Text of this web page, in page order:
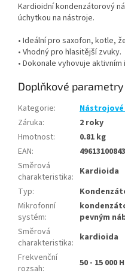
Kardioidní kondenzátorový
úchytkou na nástroje.
• Ideální pro saxofon, kotle,
• Vhodný pro hlasitější zvuky.
• Dokonale vyhovuje
Doplňkové parametry
Kategorie:
Záruka:
2 roky
Hmotnost:
0.81 kg
EAN:
Směrová
charakteristika: Kardioida
Typ:
Mikrofonní
systém:
pevným
Směrová
charakteristika: kardioida
Frekvenční
rozsah:
50 - 15 000